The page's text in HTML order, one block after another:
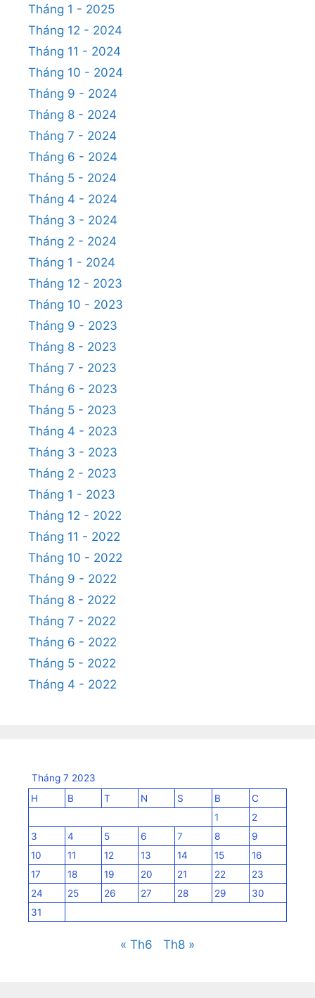
Tháng 1 - 2025
Tháng 12 - 2024
Tháng 11 - 2024
Tháng 10 - 2024
Tháng 9 - 2024
Tháng 8 - 2024
Tháng 7 - 2024
Tháng 6 - 2024
Tháng 5 - 2024
Tháng 4 - 2024
Tháng 3 - 2024
Tháng 2 - 2024
Tháng 1 - 2024
Tháng 12 - 2023
Tháng 10 - 2023
Tháng 9 - 2023
Tháng 8 - 2023
Tháng 7 - 2023
Tháng 6 - 2023
Tháng 5 - 2023
Tháng 4 - 2023
Tháng 3 - 2023
Tháng 2 - 2023
Tháng 1 - 2023
Tháng 12 - 2022
Tháng 11 - 2022
Tháng 10 - 2022
Tháng 9 - 2022
Tháng 8 - 2022
Tháng 7 - 2022
Tháng 6 - 2022
Tháng 5 - 2022
Tháng 4 - 2022
Tháng 7 2023
H
B T N S B
C
1
2
3
4 5 6 7 8
9
10
11 12 13 14 15
16
17
18 19 20 21 22
23
24
25 26 27 28 29
30
31
« Th6 Th8 »